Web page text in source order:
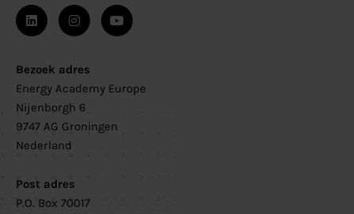
Bezoek adres
Energy Academy Europe
Nijenborgh 6
9747 AG Groningen
Nederland
Post adres
P.O. Box 70017